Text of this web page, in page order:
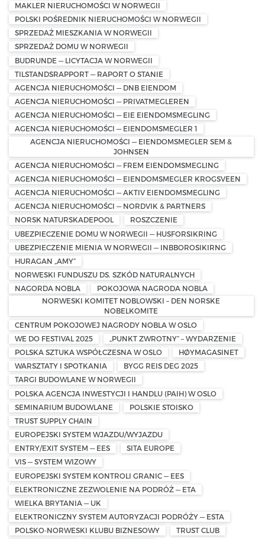
MAKLER NIERUCHOMOŚCI W NORWEGII
POLSKI POŚREDNIK NIERUCHOMOŚCI W NORWEGII
SPRZEDAŻ MIESZKANIA W NORWEGII
SPRZEDAŻ DOMU W NORWEGII
BUDRUNDE — LICYTACJA W NORWEGII
TILSTANDSRAPPORT — RAPORT O STANIE
AGENCJA NIERUCHOMOŚCI — DNB EIENDOM
AGENCJA NIERUCHOMOŚCI — PRIVATMEGLEREN
AGENCJA NIERUCHOMOŚCI — EIE EIENDOMSMEGLING
AGENCJA NIERUCHOMOŚCI — EIENDOMSMEGLER 1
AGENCJA NIERUCHOMOŚCI — EIENDOMSMEGLER SEM &
JOHNSEN
AGENCJA NIERUCHOMOŚCI — FREM EIENDOMSMEGLING
AGENCJA NIERUCHOMOŚCI — EIENDOMSMEGLER KROGSVEEN
AGENCJA NIERUCHOMOŚCI — AKTIV EIENDOMSMEGLING
AGENCJA NIERUCHOMOŚCI — NORDVIK & PARTNERS
NORSK NATURSKADEPOOL
ROSZCZENIE
UBEZPIECZENIE DOMU W NORWEGII — HUSFORSIKRING
UBEZPIECZENIE MIENIA W NORWEGII — INBBOROSIKIRNG
HURAGAN „AMY”
NORWESKI FUNDUSZU DS. SZKÓD NATURALNYCH
NAGORDA NOBLA
POKOJOWA NAGRODA NOBLA
NORWESKI KOMITET NOBLOWSKI – DEN NORSKE
NOBELKOMITE
CENTRUM POKOJOWEJ NAGRODY NOBLA W OSLO
WE DO FESTIVAL 2025
„PUNKT ZWROTNY” – WYDARZENIE
POLSKA SZTUKA WSPÓŁCZESNA W OSLO
HØYMAGASINET
WARSZTATY I SPOTKANIA
BYGG REIS DEG 2025
TARGI BUDOWLANE W NORWEGII
POLSKA AGENCJA INWESTYCJI I HANDLU (PAIH) W OSLO
SEMINARIUM BUDOWLANE
POLSKIE STOISKO
TRUST SUPPLY CHAIN
EUROPEJSKI SYSTEM WJAZDU/WYJAZDU
ENTRY/EXIT SYSTEM — EES
SITA EUROPE
VIS — SYSTEM WIZOWY
EUROPEJSKI SYSTEM KONTROLI GRANIC — EES
ELEKTRONICZNE ZEZWOLENIE NA PODRÓŻ — ETA
WIELKA BRYTANIA — UK
ELEKTRONICZNY SYSTEM AUTORYZACJI PODRÓŻY — ESTA
POLSKO-NORWESKI KLUBU BIZNESOWY
TRUST CLUB